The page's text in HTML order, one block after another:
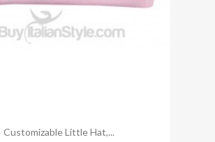
Customizable Little Hat,...